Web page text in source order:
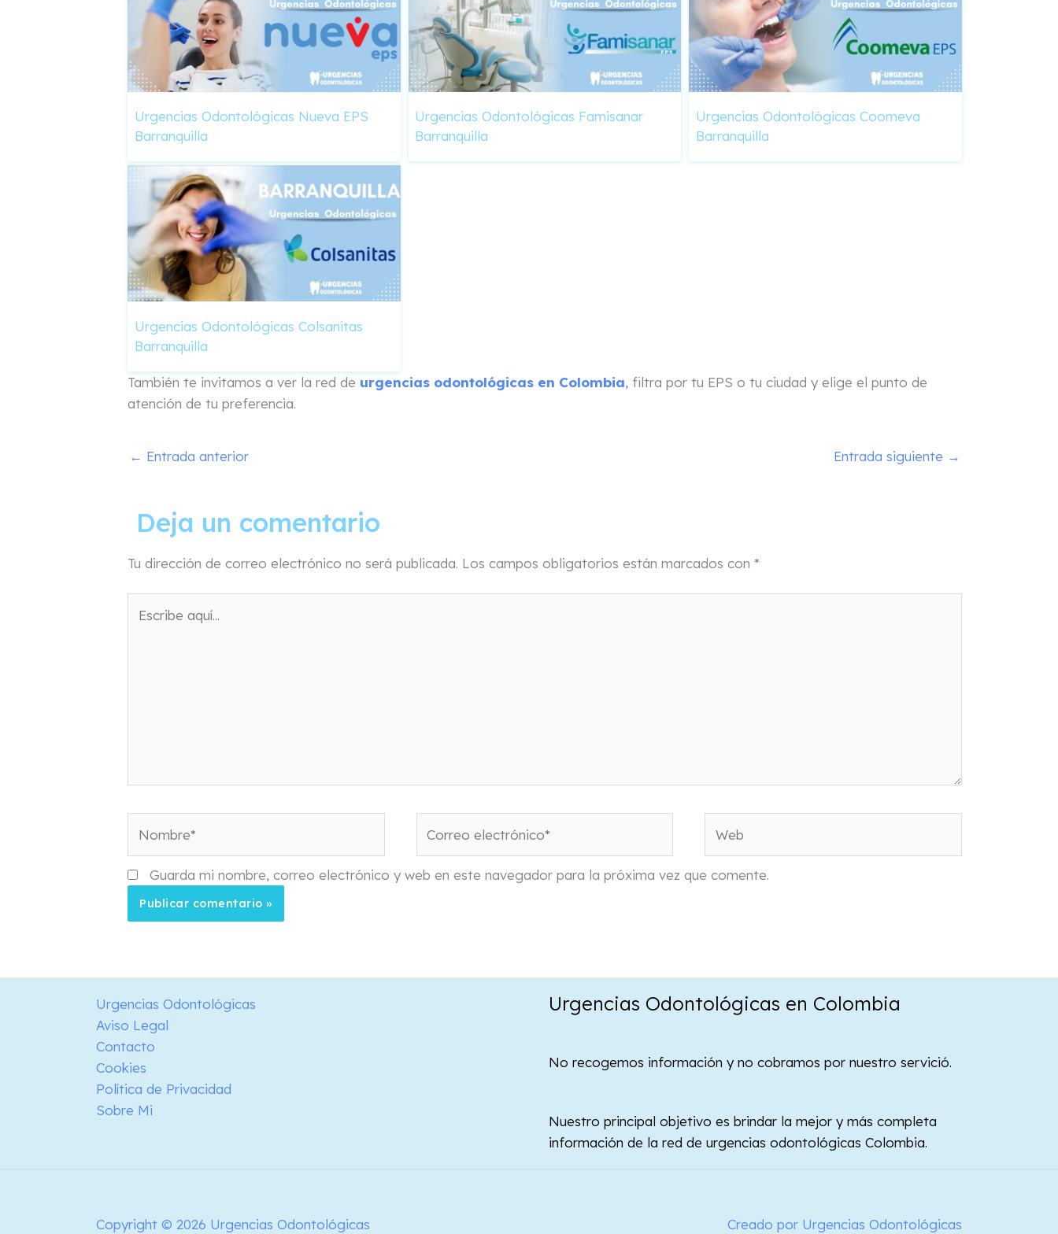
Urgencias Odontológicas Nueva EPS
Barranquilla
Urgencias Odontológicas Famisanar
Barranquilla
Urgencias Odontológicas Coomeva
Barranquilla
Urgencias Odontológicas Colsanitas
Barranquilla
También te invitamos a ver la red de urgencias odontológicas en Colombia, filtra por tu EPS o tu ciudad y elige el punto de
atención de tu preferencia.
← Entrada anterior Entrada siguiente →
Deja un comentario
Tu dirección de correo electrónico no será publicada. Los campos obligatorios están marcados con *
aquí...
electrónico*
Guarda mi nombre, correo electrónico y web en este navegador para la próxima vez que comente.
Urgencias Odontológicas
Aviso Legal
Contacto
Cookies
Política de Privacidad
Sobre Mi
Urgencias Odontológicas en Colombia
No recogemos información y no cobramos por nuestro servició.
Nuestro principal objetivo es brindar la mejor y más completa
información de la red de urgencias odontológicas Colombia.
Copyright © 2026 Urgencias Odontológicas Creado por Urgencias Odontológicas